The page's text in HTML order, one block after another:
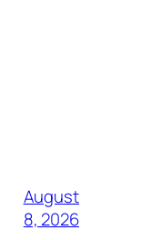
August
8, 2026